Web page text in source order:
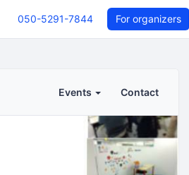
050-5291-7844 For organizers
Events Contact